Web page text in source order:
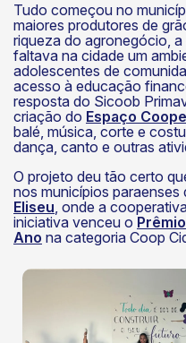
Tudo começou no
maiores produtores de
riqueza do agronegócio,
faltava na cidade um
adolescentes de
acesso à educação
resposta do Sicoob
criação do Espaço
balé, música, corte e
dança, canto e outras
O projeto deu tão certo
nos municípios paraenses
Eliseu, onde a
iniciativa venceu o
Ano na categoria Coop